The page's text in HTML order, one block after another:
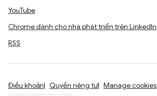
YouTube
Chrome dành cho nhà phát triển trên LinkedIn
RSS
Điều khoản Quyền riêng tư Manage cookies